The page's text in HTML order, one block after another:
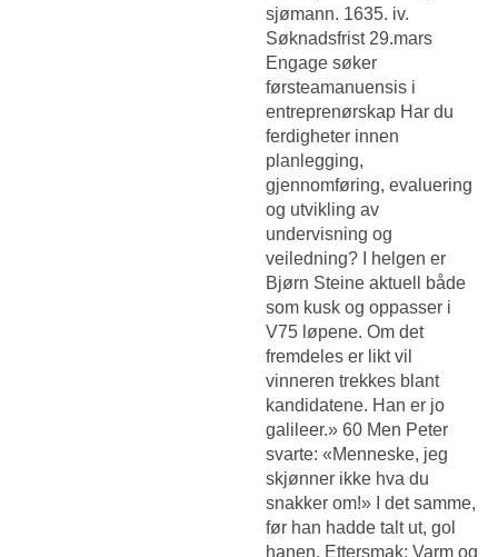
sjømann. 1635. iv.
Søknadsfrist 29.mars
Engage søker
førsteamanuensis i
entreprenørskap Har du
ferdigheter innen
planlegging,
gjennomføring, evaluering
og utvikling av
undervisning og
veiledning? I helgen er
Bjørn Steine aktuell både
som kusk og oppasser i
V75 løpene. Om det
fremdeles er likt vil
vinneren trekkes blant
kandidatene. Han er jo
galileer.» 60 Men Peter
svarte: «Menneske, jeg
skjønner ikke hva du
snakker om!» I det samme,
før han hadde talt ut, gol
hanen. Ettersmak: Varm og